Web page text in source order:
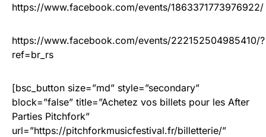
https://www.facebook.com/events/1863371773976922/
https://www.facebook.com/events/222152504985410/?
ref=br_rs
[bsc_button size=”md” style=”secondary”
block=”false” title=”Achetez vos billets pour les After
Parties Pitchfork”
url=”https://pitchforkmusicfestival.fr/billetterie/”